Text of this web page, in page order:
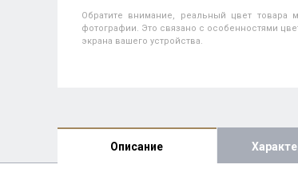
Обратите внимание, реальный цвет товара
фотографии. Это связано с особенностями
экрана вашего устройства.
Описание